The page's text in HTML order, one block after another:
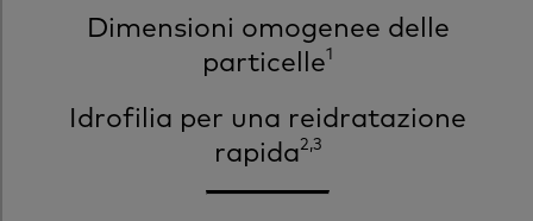
Dimensioni omogenee delle
particelle1
Idrofilia per una reidratazione
rapida2,3